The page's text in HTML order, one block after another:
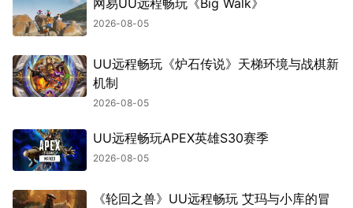
网易UU远程畅玩《Big Walk》
2026-08-05
UU远程畅玩《炉石传说》天梯环境与战棋新
机制
2026-08-05
UU远程畅玩APEX英雄S30赛季
2026-08-05
《轮回之兽》UU远程畅玩 艾玛与小库的冒